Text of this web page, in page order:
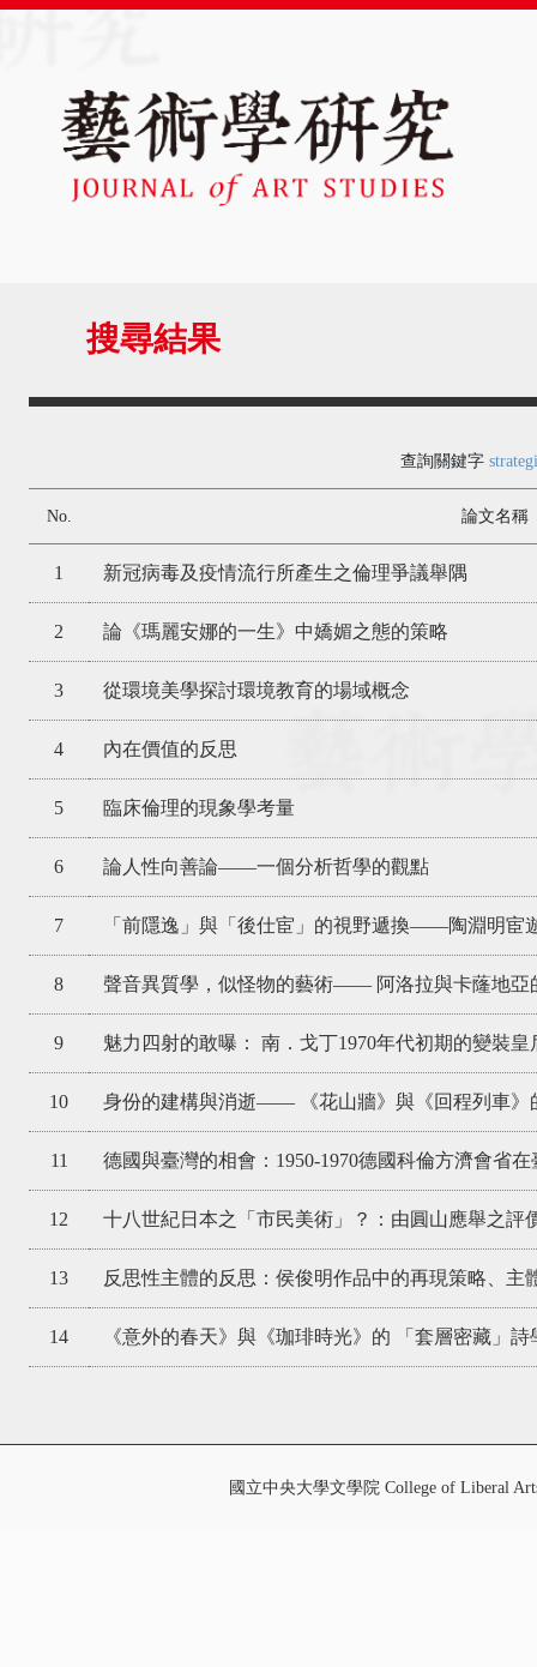
搜尋結果
查詢關鍵字
No. 論文名稱
1 新冠病毒及疫情流行所產生之倫理爭議舉隅
2 論《瑪麗安娜的一生》中嬌媚之態的策略
3 從環境美學探討環境教育的場域概念
4 內在價值的反思
5 臨床倫理的現象學考量
6 論人性向善論——一個分析哲學的觀點
7 「前隱逸」與「後仕宦」的視野遞換——陶淵明宦
8 聲音異質學，似怪物的藝術—— 阿洛拉與卡蕯地亞
9 魅力四射的敢曝： 南．戈丁1970年代初期的變裝皇
10 身份的建構與消逝—— 《花山牆》與《回程列車》
11 德國與臺灣的相會：1950-1970德國科倫方濟會省
12 十八世紀日本之「市民美術」？：由圓山應舉之評
13 反思性主體的反思：侯俊明作品中的再現策略、主
14 《意外的春天》與《珈琲時光》的 「套層密藏」詩
國立中央大學文學院 College of Liberal